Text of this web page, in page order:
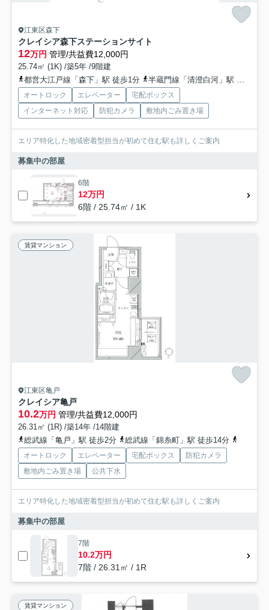
江東区森下
クレイシア森下ステーションサイト
12万円 管理/共益費12,000円
25.74㎡ (1K) /築5年 /9階建
都営大江戸線「森下」駅 徒歩1分
半蔵門線「清澄白河」駅 徒歩11分
オートロック エレベーター
宅配ボックス
インターネット対応
防犯カメラ 敷地内ごみ置き場
エリア特化した地域密着型担当が初めて住む駅も詳しくご案内
募集中の部屋
6階
12万円
6階 / 25.74㎡ / 1K
賃貸マンション
江東区亀戸
クレイシア亀戸
10.2万円 管理/共益費12,000円
26.31㎡ (1R) /築14年 /14階建
総武線「亀戸」駅 徒歩2分
総武線「錦糸町」駅 徒歩14分
オートロック エレベーター 宅配ボックス
防犯カメラ
敷地内ごみ置き場
公共下水
エリア特化した地域密着型担当が初めて住む駅も詳しくご案内
募集中の部屋
7階
10.2万円
7階 / 26.31㎡ / 1R
賃貸マンション